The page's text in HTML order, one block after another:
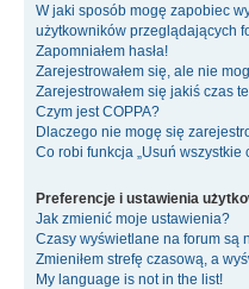
W jaki sposób mogę zapobiec
użytkowników przeglądających
Zapomniałem hasła!
Zarejestrowałem się, ale nie
Zarejestrowałem się jakiś czas
Czym jest COPPA?
Dlaczego nie mogę się
Co robi funkcja „Usuń wszystkie
Preferencje i ustawienia
Jak zmienić moje ustawienia?
Czasy wyświetlane na forum są
Zmieniłem strefę czasową, a
My language is not in the list!